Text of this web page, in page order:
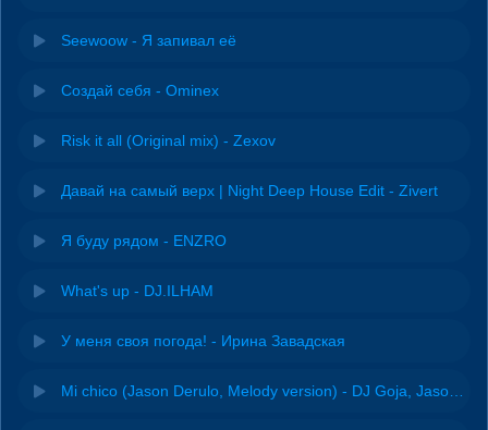
Seewoow - Я запивал её
Создай себя - Ominex
Risk it all (Original mix) - Zexov
Давай на самый верх | Night Deep House Edit - Zivert
Я буду рядом - ENZRO
What's up - DJ.ILHAM
У меня своя погода! - Ирина Завадская